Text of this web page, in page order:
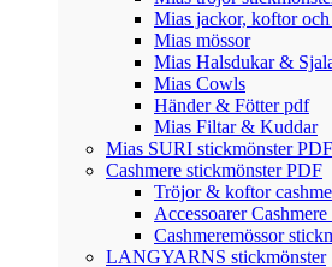
Mias jackor, koftor och
Mias mössor
Mias Halsdukar &
Mias Cowls
Händer & Fötter pdf
Mias Filtar & Kuddar
Mias SURI stickmönster PDF
Cashmere stickmönster PDF
Tröjor & koftor
Accessoarer
Cashmeremössor
LANGYARNS stickmönster